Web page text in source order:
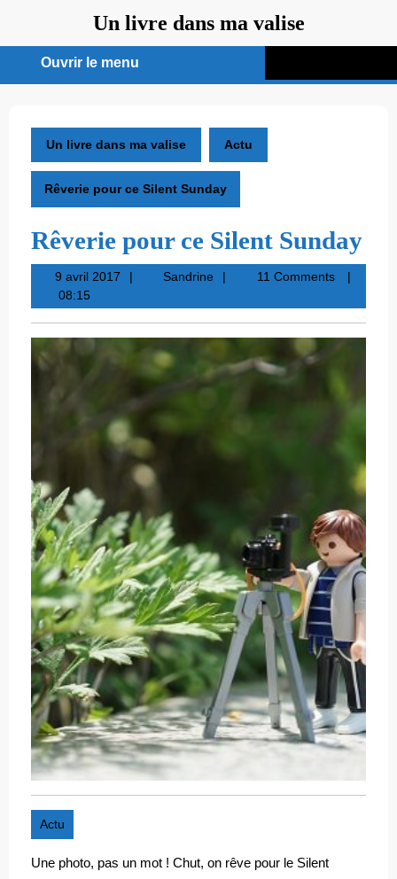
contenu
Un livre dans ma valise
Ouvrir le menu
menu
Un livre dans ma valise Actu
Rêverie pour ce Silent Sunday
Rêverie pour ce Silent Sunday
9 avril 20179
2017
SandrineSandrine11 Comments
08:15
Actu
Une photo, pas un mot ! Chut, on rêve pour le Silent